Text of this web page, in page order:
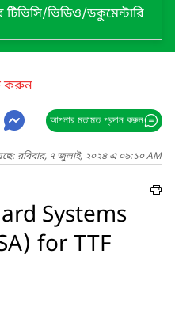
ভিডিও/ডকুমেন্টারি
করুন
আপনার মতামত প্রদান করুন
রবিবার, ৭ জুলাই, ২০২৪ এ ০৯:১০ AM
Systems
for TTF